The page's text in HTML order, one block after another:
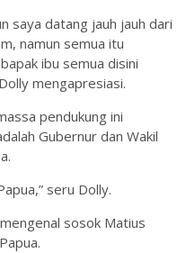
saya datang jauh jauh dari
namun semua itu
ibu semua disini
mengapresiasi.
pendukung ini
Gubernur dan Wakil
seru Dolly.
sosok Matius